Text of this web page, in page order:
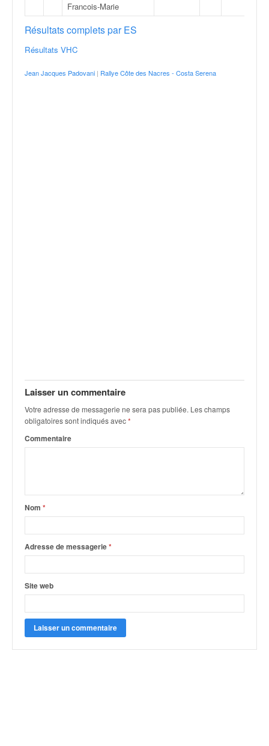
Francois-Marie
Résultats complets par ES
Résultats VHC
Jean Jacques Padovani | Rallye Côte des Nacres - Costa Serena
Laisser un commentaire
Votre adresse de messagerie ne sera pas publiée. Les champs
obligatoires sont indiqués avec*
Commentaire
Nom *
Adresse de messagerie*
Site web